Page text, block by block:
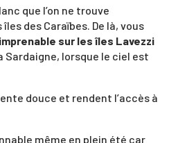
que l’on ne trouve
des Caraïbes. De là, vous
sur les îles Lavezzi
Sardaigne, lorsque le ciel est
douce et rendent l’accès à
même en plein été car